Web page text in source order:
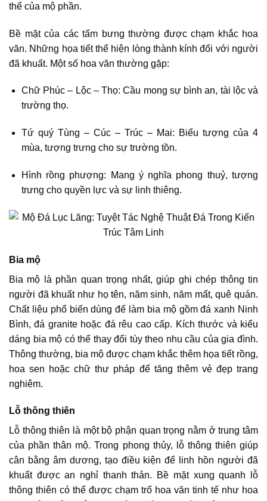
thể của mộ phần.
Bề mặt của các tấm bưng thường được chạm khắc hoa
văn. Những họa tiết thể hiện lòng thành kính đối với người
đã khuất. Một số hoa văn thường gặp:
Chữ Phúc – Lộc – Thọ: Cầu mong sự bình an, tài lộc và
trường thọ.
Tứ quý Tùng – Cúc – Trúc – Mai: Biểu tượng của 4
mùa, tượng trưng cho sự trường tồn.
Hình rồng phượng: Mang ý nghĩa phong thuỷ, tượng
trưng cho quyền lực và sự linh thiêng.
Bia mộ
Bia mộ là phần quan trọng nhất, giúp ghi chép thông tin
người đã khuất như họ tên, năm sinh, năm mất, quê quán.
Chất liệu phổ biến dùng để làm bia mộ gồm đá xanh Ninh
Bình, đá granite hoặc đá rêu cao cấp. Kích thước và kiểu
dáng bia mộ có thể thay đổi tùy theo nhu cầu của gia đình.
Thông thường, bia mộ được chạm khắc thêm họa tiết rồng,
hoa sen hoặc chữ thư pháp để tăng thêm vẻ đẹp trang
nghiêm.
Lỗ thông thiên
Lỗ thông thiên là một bộ phận quan trọng nằm ở trung tâm
của phần thân mộ. Trong phong thủy, lỗ thông thiên giúp
cân bằng âm dương, tạo điều kiện để linh hồn người đã
khuất được an nghỉ thanh thản. Bề mặt xung quanh lỗ
thông thiên có thể được chạm trổ hoa văn tinh tế như hoa